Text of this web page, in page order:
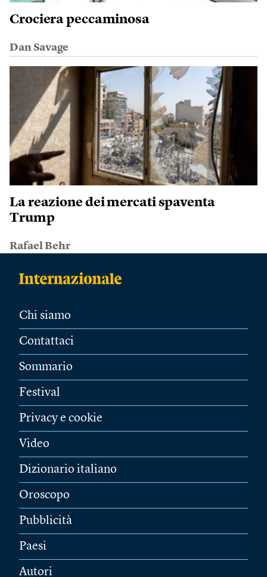
Crociera peccaminosa
Dan Savage
La reazione dei mercati spaventa
Trump
Rafael Behr
Chi siamo
Contattaci
Sommario
Festival
Privacy e cookie
Video
Dizionario italiano
Oroscopo
Pubblicità
Paesi
Autori